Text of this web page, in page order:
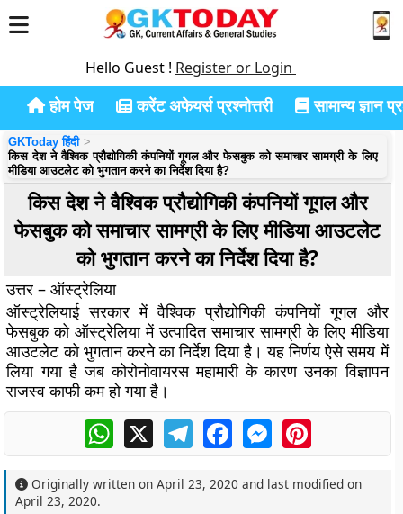
Hello Guest ! Register or Login
होम पेज करेंट अफेयर्स प्रश्नोत्तरी सामान्य ज्ञान
GKToday हिंदी
किस देश ने वैश्विक प्रौद्योगिकी कंपनियों गूगल और फेसबुक को समाचार सामग्री के लिए
मीडिया आउटलेट को भुगतान करने का निर्देश दिया है?
किस देश ने वैश्विक प्रौद्योगिकी कंपनियों गूगल और
फेसबुक को समाचार सामग्री के लिए मीडिया आउटलेट
को भुगतान करने का निर्देश दिया है?
उत्तर – ऑस्ट्रेलिया
ऑस्ट्रेलियाई सरकार में वैश्विक प्रौद्योगिकी कंपनियों गूगल और
फेसबुक को ऑस्ट्रेलिया में उत्पादित समाचार सामग्री के लिए मीडिया
आउटलेट को भुगतान करने का निर्देश दिया है। यह निर्णय ऐसे समय में
लिया गया है जब कोरोनोवायरस महामारी के कारण उनका विज्ञापन
राजस्व काफी कम हो गया है।
WhatsApp
X TelegramFacebookMessengerPinterest
Originally written onApril 23, 2020 and last modified on
April 23, 2020.